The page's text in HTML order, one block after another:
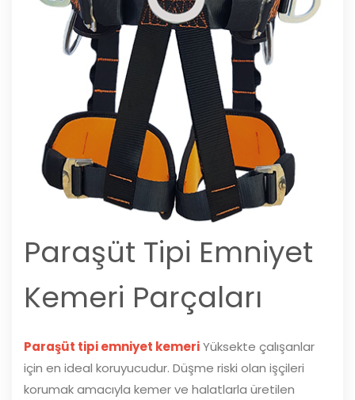
Paraşüt Tipi Emniyet
Kemeri Parçaları
Paraşüt tipi emniyet kemeriYüksekte çalışanlar
için en ideal koruyucudur. Düşme riski olan işçileri
korumak amacıyla kemer ve halatlarla üretilen